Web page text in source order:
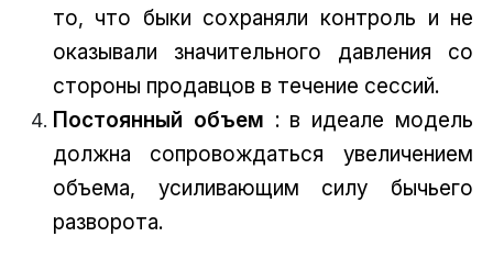
то, что быки сохраняли контроль и не
оказывали значительного давления со
стороны продавцов в течение сессий.
Постоянный объем : в идеале модель
должна сопровождаться увеличением
объема, усиливающим силу бычьего
разворота.